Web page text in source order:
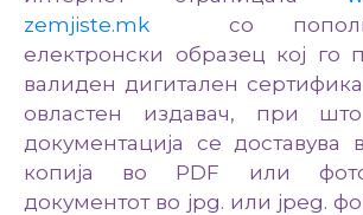
zemjiste.mk со
електронски образец кој го
валиден дигитален
овластен издавач, при што
документација се доставува
копија во PDF или
документот во jpg. или jpeg.